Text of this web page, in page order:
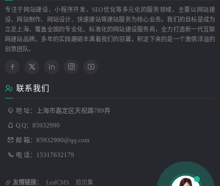
专注于网站建设、小程序开发、SEO优化等多元化的服务领域，主要以网站建
设、网站制作、网站设计、快速建站等建站服务为核心业务。我们的目标是成为
立足上海、覆盖全国的专业化、标准化的网站建设服务商，全力打造新一代互联
网建站品牌。多年的实践磨砺丰满着我们的羽翼，积淀下来的是一个激情洋溢的
创意团队。
联系我们
地 址：上海市嘉定区天祝路789弄
Q Q： 85932990
邮 箱： 85932990@qq.com
电 话：15317632179
友情链接： LeafCMS 拾贝集